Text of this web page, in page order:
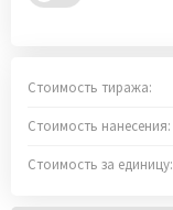
Стоимость тиража:
Стоимость нанесения:
Стоимость за единицу: